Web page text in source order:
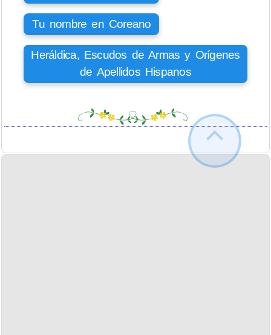
Tu nombre en Coreano
Heráldica, Escudos de Armas y Orígenes
de Apellidos Hispanos